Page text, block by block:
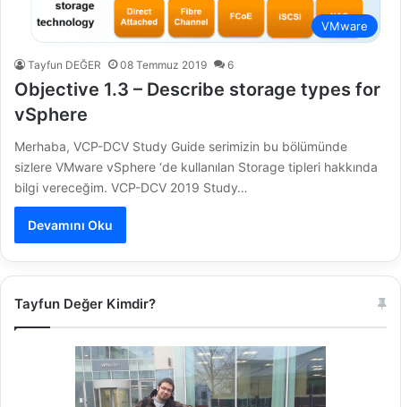
VMware
Tayfun DEĞER 08 Temmuz 2019 6
Objective 1.3 – Describe storage types for
vSphere
Merhaba, VCP-DCV Study Guide serimizin bu bölümünde
sizlere VMware vSphere ‘de kullanılan Storage tipleri hakkında
bilgi vereceğim. VCP-DCV 2019 Study…
Devamını Oku
Tayfun Değer Kimdir?